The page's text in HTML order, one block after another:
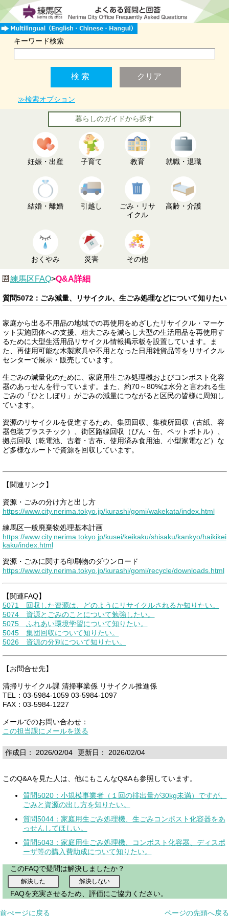
キーワード検索
≫検索オプション
暮らしのガイドから探す
妊娠・出産 子育て 教育 就職・退職
結婚・離婚 引越し
ごみ・リサ
イクル
高齢・介護
おくやみ 災害 その他
練馬区FAQ>Q&A詳細
質問5072：ごみ減量、リサイクル、生ごみ処理などについて知りたい
家庭から出る不用品の地域での再使用をめざしたリサイクル・マーケ
ット実施団体への支援、粗大ごみを減らし大型の生活用品を再使用す
るために大型生活用品リサイクル情報掲示板を設置しています。ま
た、再使用可能な木製家具や不用となった日用雑貨品等をリサイクル
センターで展示・販売しています。
生ごみの減量化のために、家庭用生ごみ処理機およびコンポスト化容
器のあっせんを行っています。また、約70～80%は水分と言われる生
ごみの「ひとしぼり」がごみの減量につながると区民の皆様に周知し
ています。
資源のリサイクルを促進するため、集団回収、集積所回収（古紙、容
器包装プラスチック）、街区路線回収（びん・缶、ペットボトル）、
拠点回収（乾電池、古着・古布、使用済み食用油、小型家電など）な
ど多様なルートで資源を回収しています。
【関連リンク】
資源・ごみの分け方と出し方
https://www.city.nerima.tokyo.jp/kurashi/gomi/wakekata/index.html
練馬区一般廃棄物処理基本計画
https://www.city.nerima.tokyo.jp/kusei/keikaku/shisaku/kankyo/haikikei
kaku/index.html
資源・ごみに関する印刷物のダウンロード
https://www.city.nerima.tokyo.jp/kurashi/gomi/recycle/downloads.html
【関連FAQ】
5071 回収した資源は、どのようにリサイクルされるか知りたい。
5074 資源とごみのことについて勉強したい。
5075 ふれあい環境学習について知りたい。
5045 集団回収について知りたい。
5026 資源の分別について知りたい。
【お問合せ先】
清掃リサイクル課 清掃事業係 リサイクル推進係
TEL：03-5984-1059 03-5984-1097
FAX：03-5984-1227
メールでのお問い合わせ：
この担当課にメールを送る
作成日： 2026/02/04 更新日： 2026/02/04
このQ&Aを見た人は、他にもこんなQ&Aも参照しています。
質問5020：小規模事業者（１回の排出量が30kg未満）ですが、
ごみと資源の出し方を知りたい。
質問5044：家庭用生ごみ処理機、生ごみコンポスト化容器をあ
っせんしてほしい。
質問5043：家庭用生ごみ処理機、コンポスト化容器、ディスポ
ーザ等の購入費助成について知りたい。
このFAQで疑問は解決しましたか？
FAQを充実させるため、評価にご協力ください。
前ぺージに戻る ページの先頭へ戻る